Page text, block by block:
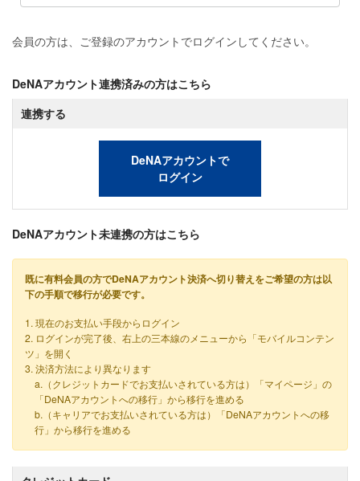
会員の方は、ご登録のアカウントでログインしてください。
DeNAアカウント連携済みの方はこちら
連携する
DeNAアカウントで
ログイン
DeNAアカウント未連携の方はこちら
既に有料会員の方でDeNAアカウント決済へ切り替えをご希望の方は以
下の手順で移行が必要です。
1. 現在のお支払い手段からログイン
2. ログインが完了後、右上の三本線のメニューから「モバイルコンテン
ツ」を開く
3. 決済方法により異なります
a.（クレジットカードでお支払いされている方は）「マイページ」の
「DeNAアカウントへの移行」から移行を進める
b.（キャリアでお支払いされている方は）「DeNAアカウントへの移
行」から移行を進める